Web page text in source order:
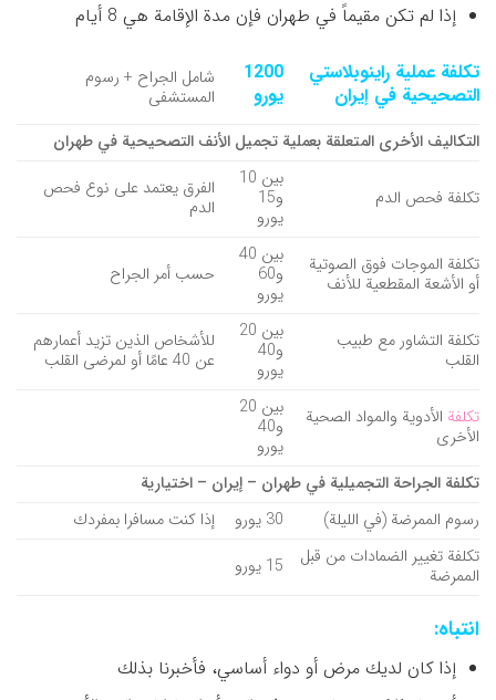
إذا لم تكن مقيماً في طهران فإن مدة الإقامة هي 8 أيام
تكلفة عملية راينوبلاستي
التصحيحية في إيران
1200
يورو
شامل الجراح + رسوم
المستشفى
التكاليف الأخرى المتعلقة بعملية تجميل الأنف التصحيحية في طهران
تكلفة فحص الدم
بين 10
و15
يورو
الفرق يعتمد على نوع فحص
الدم
تكلفة الموجات فوق الصوتية
أو الأشعة المقطعية للأنف
بين 40
و60
يورو
حسب أمر الجراح
تكلفة التشاور مع طبيب
القلب
بين 20
و40
يورو
للأشخاص الذين تزيد أعمارهم
عن 40 عامًا أو لمرضى القلب
تكلفة الأدوية والمواد الصحية
الأخرى
بين 20
و40
يورو
تكلفة الجراحة التجميلية في طهران – إيران – اختيارية
رسوم الممرضة (في الليلة)
30 يورو
إذا كنت مسافرا بمفردك
تكلفة تغيير الضمادات من قبل
الممرضة 15 يورو
انتباه:
إذا كان لديك مرض أو دواء أساسي، فأخبرنا بذلك